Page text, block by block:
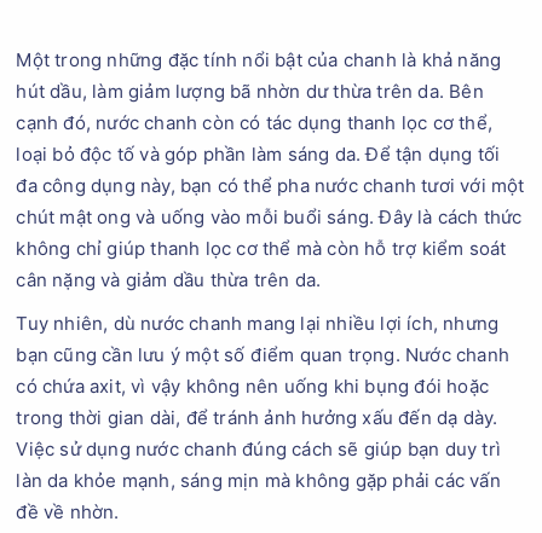
Một trong những đặc tính nổi bật của chanh là khả năng
hút dầu, làm giảm lượng bã nhờn dư thừa trên da. Bên
cạnh đó, nước chanh còn có tác dụng thanh lọc cơ thể,
loại bỏ độc tố và góp phần làm sáng da. Để tận dụng tối
đa công dụng này, bạn có thể pha nước chanh tươi với một
chút mật ong và uống vào mỗi buổi sáng. Đây là cách thức
không chỉ giúp thanh lọc cơ thể mà còn hỗ trợ kiểm soát
cân nặng và giảm dầu thừa trên da.
Tuy nhiên, dù nước chanh mang lại nhiều lợi ích, nhưng
bạn cũng cần lưu ý một số điểm quan trọng. Nước chanh
có chứa axit, vì vậy không nên uống khi bụng đói hoặc
trong thời gian dài, để tránh ảnh hưởng xấu đến dạ dày.
Việc sử dụng nước chanh đúng cách sẽ giúp bạn duy trì
làn da khỏe mạnh, sáng mịn mà không gặp phải các vấn
đề về nhờn.